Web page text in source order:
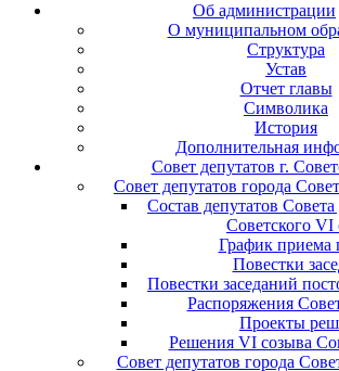
Об администрации
О муниципальном
Структура
Устав
Отчет главы
Символика
История
Дополнительная
Совет депутатов г.
Совет депутатов города
Состав депутатов Совета
Советского VI
График приема
Повестки
Повестки заседаний
Распоряжения
Проекты
Решения VI созыва
Совет депутатов города